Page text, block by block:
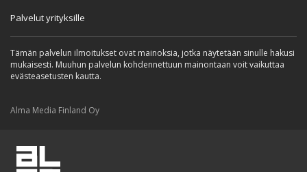
Palvelut yrityksille
Tämän palvelun ilmoitukset ovat mainoksia, jotka näytetään sinulle hakusi
mukaisesti. Muuhun palvelun kohdennettuun mainontaan voit vaikuttaa
evästeasetusten kautta.
Alma Media Finland Oy